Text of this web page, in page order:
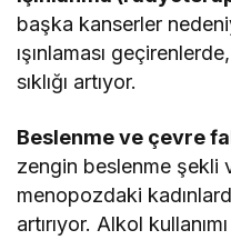
başka kanserler
ışınlaması
sıklığı artıyor.
Beslenme ve çevre
zengin beslenme şekli
menopozdaki
artırıyor. Alkol